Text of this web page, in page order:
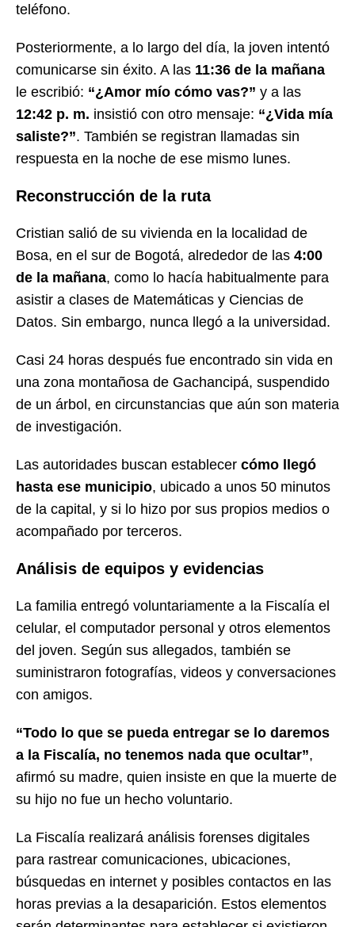
teléfono.
Posteriormente, a lo largo del día, la joven intentó
comunicarse sin éxito. A las 11:36 de la mañana
le escribió: “¿Amor mío cómo vas?” y a las
12:42 p. m. insistió con otro mensaje: “¿Vida mía
saliste?”. También se registran llamadas sin
respuesta en la noche de ese mismo lunes.
Reconstrucción de la ruta
Cristian salió de su vivienda en la localidad de
Bosa, en el sur de Bogotá, alrededor de las 4:00
de la mañana, como lo hacía habitualmente para
asistir a clases de Matemáticas y Ciencias de
Datos. Sin embargo, nunca llegó a la universidad.
Casi 24 horas después fue encontrado sin vida en
una zona montañosa de Gachancipá, suspendido
de un árbol, en circunstancias que aún son materia
de investigación.
Las autoridades buscan establecer cómo llegó
hasta ese municipio, ubicado a unos 50 minutos
de la capital, y si lo hizo por sus propios medios o
acompañado por terceros.
Análisis de equipos y evidencias
La familia entregó voluntariamente a la Fiscalía el
celular, el computador personal y otros elementos
del joven. Según sus allegados, también se
suministraron fotografías, videos y conversaciones
con amigos.
“Todo lo que se pueda entregar se lo daremos
a la Fiscalía, no tenemos nada que ocultar”,
afirmó su madre, quien insiste en que la muerte de
su hijo no fue un hecho voluntario.
La Fiscalía realizará análisis forenses digitales
para rastrear comunicaciones, ubicaciones,
búsquedas en internet y posibles contactos en las
horas previas a la desaparición. Estos elementos